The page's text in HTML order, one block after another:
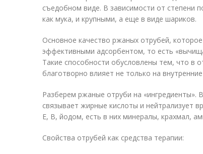
съедобном виде. В зависимости от степени
как мука, и крупными, а еще в виде шариков.
Основное качество ржаных отрубей,
эффективными адсорбентом, то есть
Такие способности обусловлены тем, что в
благотворно влияет не только на
Разберем ржаные отруби на «ингредиенты».
связывает жирные кислоты и нейтрализует
Е, В, йодом, есть в них минералы, крахмал,
Свойства отрубей как средства терапии: